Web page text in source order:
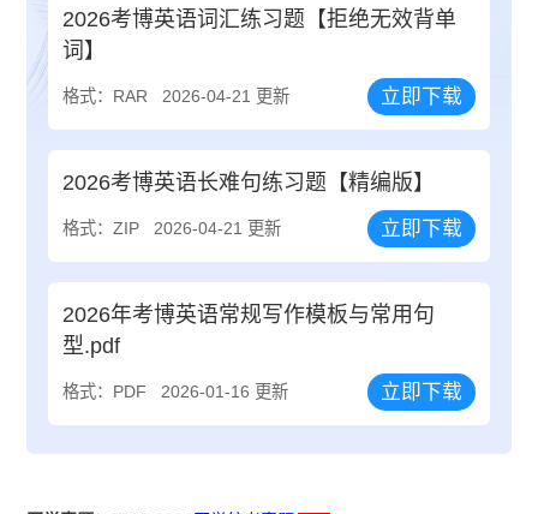
2026考博英语词汇练习题【拒绝无效背单
词】
格式：RAR 2026-04-21 更新 立即下载
2026考博英语长难句练习题【精编版】
格式：ZIP 2026-04-21 更新 立即下载
2026年考博英语常规写作模板与常用句
型.pdf
格式：PDF 2026-01-16 更新 立即下载